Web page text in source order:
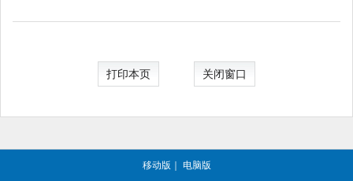
打印本页 关闭窗口
移动版 电脑版